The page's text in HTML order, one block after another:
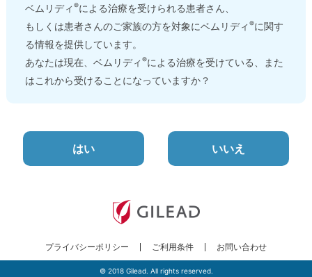
ベムリディ ®による治療を受けられる患者さん、
もしくは患者さんのご家族の方を対象にベムリディ ®に関す
る情報を提供しています。
あなたは現在、ベムリディ ®による治療を受けている、
また
はこれから受けることになっていますか？
はい いいえ
プライバシーポリシー ご利用条件 お問い合わせ
© 2018 Gilead. All rights reserved.